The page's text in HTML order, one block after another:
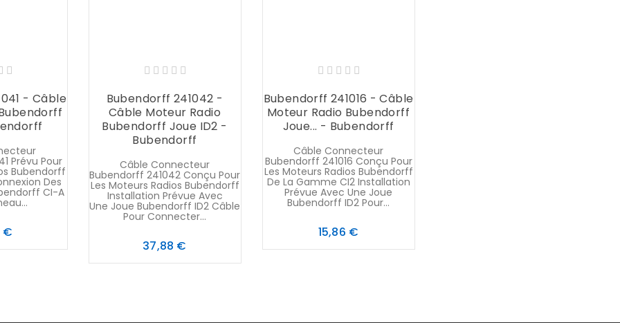
- Câble
Prévu Pour
Bubendorff
Des
CI-A
€
Bubendorff 241042 -
Câble Moteur Radio
Bubendorff Joue ID2 -
Bubendorff
Câble Connecteur
Bubendorff 241042 Conçu Pour
Les Moteurs Radios Bubendorff
Installation Prévue Avec
Une Joue Bubendorff ID2 Câble
Pour Connecter...
37,88 €
Bubendorff 241016 - Câble
Moteur Radio Bubendorff
Joue... - Bubendorff
Câble Connecteur
Bubendorff 241016 Conçu Pour
Les Moteurs Radios Bubendorff
De La Gamme CI2 Installation
Prévue Avec Une Joue
Bubendorff ID2 Pour...
15,86 €